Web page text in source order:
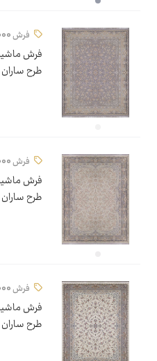
فرش 1000 شانه کاشان
طرح ساران
فرش 1000 شانه کاشان
طرح
فرش 1000 شانه کاشان
طرح ساران